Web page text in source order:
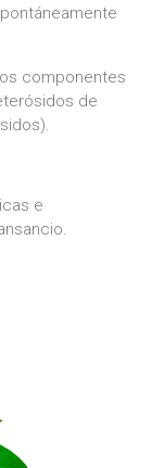
componentes
de
e